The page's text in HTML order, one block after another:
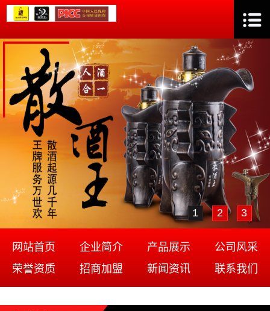
1 2 3
网站首页 企业简介 产品展示
公司风采
荣誉资质
招商加盟 新闻资讯 联系我们